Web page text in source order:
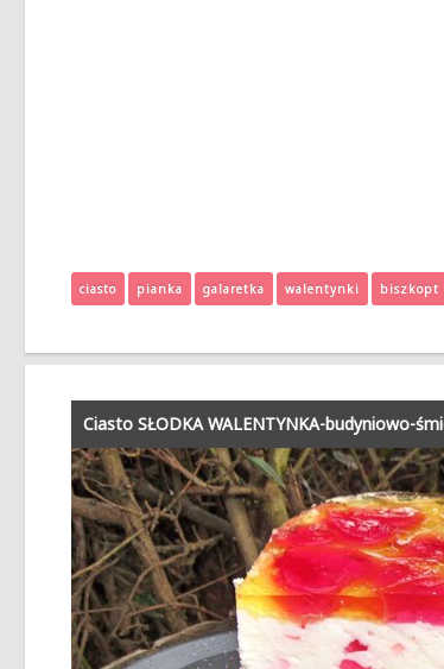
ciasto pianka galaretka walentynki biszkopt
Ciasto SŁODKA WALENTYNKA-budyniowo-